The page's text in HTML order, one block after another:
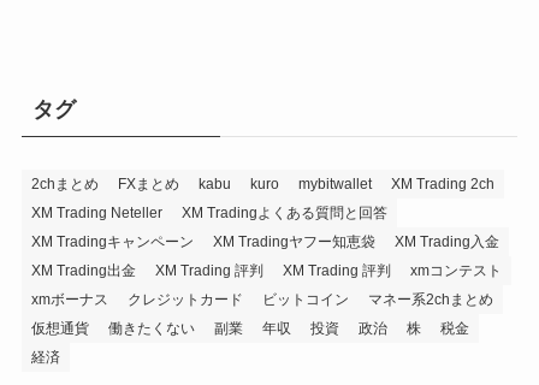
タグ
2chまとめ FXまとめ kabu kuro mybitwallet
XM Trading 2ch
XM Trading Neteller
XM Tradingよくある質問と回答
XM Tradingキャンペーン
XM Tradingヤフー知恵袋
XM Trading入金
XM Trading出金
XM Trading 評判 XM Trading 評判
xmコンテスト
xmボーナス
クレジットカード ビットコイン
マネー系2chまとめ
仮想通貨
働きたくない 副業 年収 投資 政治 株
税金
経済